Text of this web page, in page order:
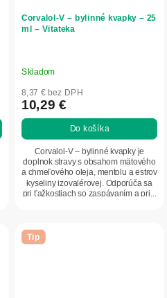
Corvalol-V – bylinné kvapky – 25
ml – Vitateka
Skladom
8,37 € bez DPH
10,29 €
Do košíka
Corvalol-V – bylinné kvapky je
doplnok stravy s obsahom mätového
a chmeľového oleja, mentolu a estrov
kyseliny izovalérovej. Odporúča sa
pri ťažkostiach so zaspávaním a pri...
Tip